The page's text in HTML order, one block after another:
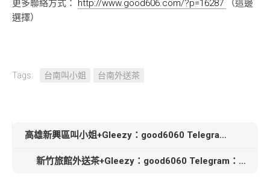
更多聯絡方式： http://www.good606.com/?p=16287
（這邊
選擇）
Tags: 台南叫小姐 台南外送茶
高雄新興區叫小姐+Gleezy：good6060 Telegram：good6060【林湘】163cm C奶 21歲外純內騷 淫蕩又迷人
新竹旅館外送茶+Gleezy：good6060 Telegram：good6060【瑤瑤】160cm C+奶 23歲服務貼心 健談 互動好